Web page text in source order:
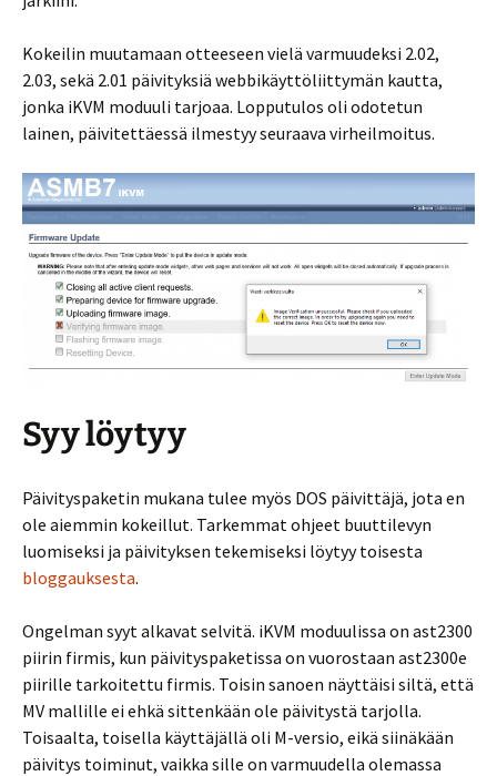
Kokeilin muutamaan otteeseen vielä varmuudeksi 2.02,
2.03, sekä 2.01 päivityksiä webbikäyttöliittymän kautta,
jonka iKVM moduuli tarjoaa. Lopputulos oli odotetun
lainen, päivitettäessä ilmestyy seuraava virheilmoitus.
Syy löytyy
Päivityspaketin mukana tulee myös DOS päivittäjä, jota en
ole aiemmin kokeillut. Tarkemmat ohjeet buuttilevyn
luomiseksi ja päivityksen tekemiseksi löytyy toisesta
bloggauksesta.
Ongelman syyt alkavat selvitä. iKVM moduulissa on ast2300
piirin firmis, kun päivityspaketissa on vuorostaan ast2300e
piirille tarkoitettu firmis. Toisin sanoen näyttäisi siltä, että
MV mallille ei ehkä sittenkään ole päivitystä tarjolla.
Toisaalta, toisella käyttäjällä oli M-versio, eikä siinäkään
päivitys toiminut, vaikka sille on varmuudella olemassa